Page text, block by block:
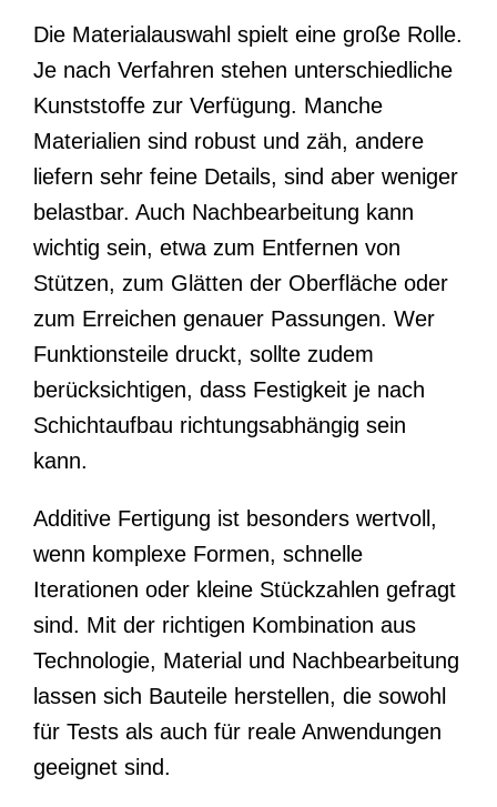
Die Materialauswahl spielt eine große Rolle.
Je nach Verfahren stehen unterschiedliche
Kunststoffe zur Verfügung. Manche
Materialien sind robust und zäh, andere
liefern sehr feine Details, sind aber weniger
belastbar. Auch Nachbearbeitung kann
wichtig sein, etwa zum Entfernen von
Stützen, zum Glätten der Oberfläche oder
zum Erreichen genauer Passungen. Wer
Funktionsteile druckt, sollte zudem
berücksichtigen, dass Festigkeit je nach
Schichtaufbau richtungsabhängig sein
kann.
Additive Fertigung ist besonders wertvoll,
wenn komplexe Formen, schnelle
Iterationen oder kleine Stückzahlen gefragt
sind. Mit der richtigen Kombination aus
Technologie, Material und Nachbearbeitung
lassen sich Bauteile herstellen, die sowohl
für Tests als auch für reale Anwendungen
geeignet sind.